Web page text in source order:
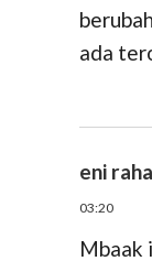
ada
eni
03:20
Mbaak